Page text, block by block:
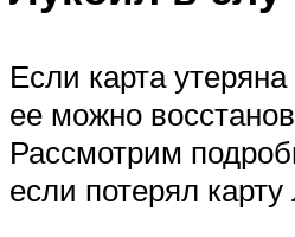
Если карта
ее можно
Рассмотрим
если потерял карту